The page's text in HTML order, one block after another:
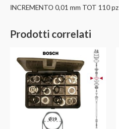
INCREMENTO 0,01 mm TOT 110 pz
Prodotti correlati